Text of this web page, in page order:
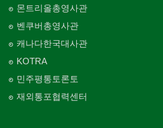
몬트리올총영사관
벤쿠버총영사관
캐나다한국대사관
KOTRA
민주평통토론토
재외통포협력센터